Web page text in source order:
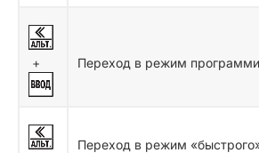
+ Переход в режим
Переход в режим